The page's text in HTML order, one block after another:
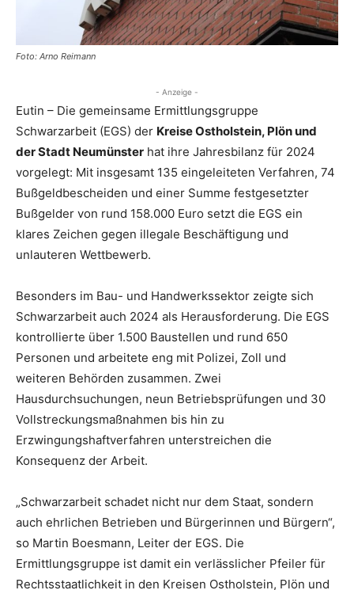
Foto: Arno Reimann
- Anzeige -
Eutin – Die gemeinsame Ermittlungsgruppe
Schwarzarbeit (EGS) der Kreise Ostholstein, Plön und
der Stadt Neumünster hat ihre Jahresbilanz für 2024
vorgelegt: Mit insgesamt 135 eingeleiteten Verfahren, 74
Bußgeldbescheiden und einer Summe festgesetzter
Bußgelder von rund 158.000 Euro setzt die EGS ein
klares Zeichen gegen illegale Beschäftigung und
unlauteren Wettbewerb.
Besonders im Bau- und Handwerkssektor zeigte sich
Schwarzarbeit auch 2024 als Herausforderung. Die EGS
kontrollierte über 1.500 Baustellen und rund 650
Personen und arbeitete eng mit Polizei, Zoll und
weiteren Behörden zusammen. Zwei
Hausdurchsuchungen, neun Betriebsprüfungen und 30
Vollstreckungsmaßnahmen bis hin zu
Erzwingungshaftverfahren unterstreichen die
Konsequenz der Arbeit.
„Schwarzarbeit schadet nicht nur dem Staat, sondern
auch ehrlichen Betrieben und Bürgerinnen und Bürgern“,
so Martin Boesmann, Leiter der EGS. Die
Ermittlungsgruppe ist damit ein verlässlicher Pfeiler für
Rechtsstaatlichkeit in den Kreisen Ostholstein, Plön und